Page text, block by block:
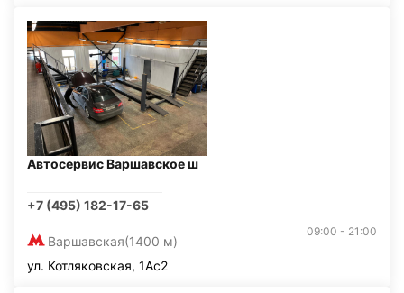
Автосервис Варшавское ш
+7 (495) 182-17-65
Варшавская(1400 м)
09:00 - 21:00
ул. Котляковская, 1Ас2